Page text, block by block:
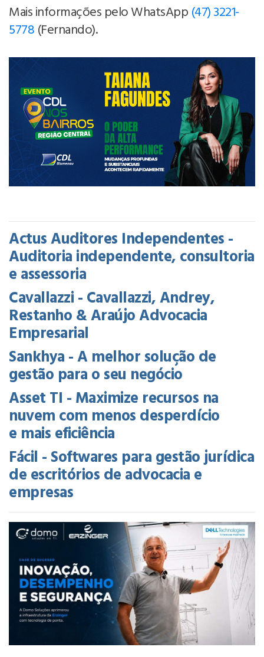
Mais informações pelo WhatsApp (47) 3221-
5778 (Fernando).
Actus Auditores Independentes -
Auditoria independente, consultoria
e assessoria
Cavallazzi - Cavallazzi, Andrey,
Restanho & Araújo Advocacia
Empresarial
Sankhya - A melhor solução de
gestão para o seu negócio
Asset TI - Maximize recursos na
nuvem com menos desperdício
e mais eficiência
Fácil - Softwares para gestão jurídica
de escritórios de advocacia e
empresas